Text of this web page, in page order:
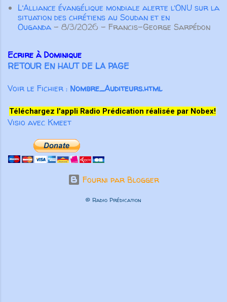
L’Alliance évangélique mondiale alerte l’ONU sur la
situation des chrétiens au Soudan et en
Ouganda - 8/3/2026 - Francis-George Sarpédon
Ecrire à Dominique
RETOUR EN HAUT DE LA PAGE
Voir le Fichier : Nombre_Auditeurs.html
Téléchargez l'appli Radio Prédication réalisée par Nobex!
Visio avec Kmeet
Fourni par Blogger
© Radio Prédication